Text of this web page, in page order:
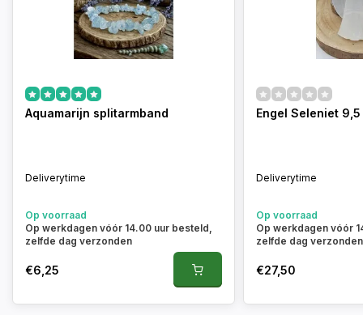
Aquamarijn splitarmband
Deliverytime
Op voorraad
Op werkdagen vóór 14.00 uur besteld,
zelfde dag verzonden
€6,25
Engel Seleniet 9,5
Deliverytime
Op voorraad
Op werkdagen vóór
zelfde dag verzonden
€27,50